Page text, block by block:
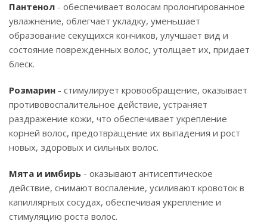
Пантенол - обеспечивает волосам пролонгированное
увлажнение, облегчает укладку, уменьшает
образование секущихся кончиков, улучшает вид и
состояние поврежденных волос, утолщает их, придает
блеск.
Розмарин - стимулирует кровообращение, оказывает
противовоспалительное действие, устраняет
раздражение кожи, что обеспечивает укрепление
корней волос, предотвращение их выпадения и рост
новых, здоровых и сильных волос.
Мята и имбирь - оказывают антисептическое
действие, снимают воспаление, усиливают кровоток в
капиллярных сосудах, обеспечивая укрепление и
стимуляцию роста волос.